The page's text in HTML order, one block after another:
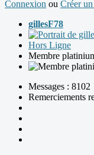
Connexion ou Créer
gillesF78
Hors Ligne
Membre
Messages : 8102
Remerciements